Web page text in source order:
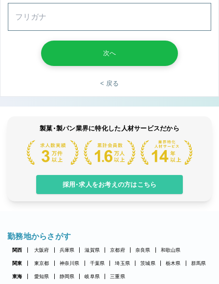
次へ
< 戻る
製菓・製パン業界に特化した人材サービスだから
採用・求人をお考えの方はこちら
勤務地からさがす
関西 大阪府 兵庫県 滋賀県 京都府 奈良県 和歌山県
関東 東京都 神奈川県 千葉県 埼玉県 茨城県 栃木県 群馬県
東海 愛知県 静岡県 岐阜県 三重県